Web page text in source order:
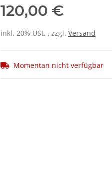
120,00 €
inkl. 20% USt. , zzgl. Versand
Momentan nicht verfügbar